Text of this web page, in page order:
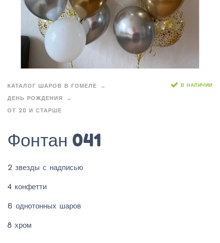
КАТАЛОГ ШАРОВ В ГОМЕЛЕ
ДЕНЬ РОЖДЕНИЯ
ОТ 20 И СТАРШЕ
В НАЛИЧИИ
Фонтан 041
2 звезды с надписью
4 конфетти
6 однотонных шаров
8 хром